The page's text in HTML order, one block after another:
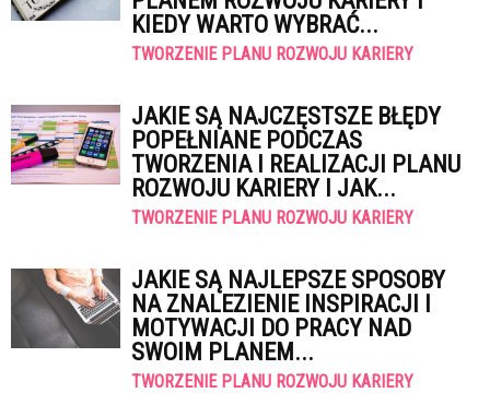
KIEDY WARTO WYBRAĆ...
TWORZENIE PLANU ROZWOJU KARIERY
JAKIE SĄ NAJCZĘSTSZE BŁĘDY
POPEŁNIANE PODCZAS
TWORZENIA I REALIZACJI PLANU
ROZWOJU KARIERY I JAK...
TWORZENIE PLANU ROZWOJU KARIERY
JAKIE SĄ NAJLEPSZE SPOSOBY
NA ZNALEZIENIE INSPIRACJI I
MOTYWACJI DO PRACY NAD
SWOIM PLANEM...
TWORZENIE PLANU ROZWOJU KARIERY